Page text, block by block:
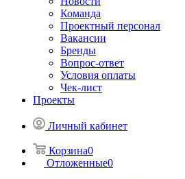
Команда
Проектный персонал
Вакансии
Бренды
Вопрос-ответ
Условия оплаты
Чек-лист
Проекты
Личный кабинет
Корзина0
Отложенные0